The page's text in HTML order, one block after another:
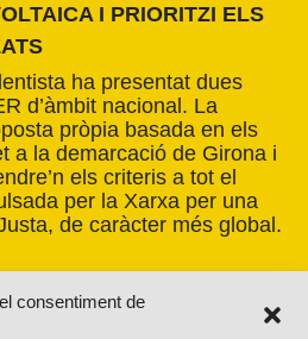
consentiment de
I PRIORITZI ELS
ha presentat dues
d’àmbit nacional. La
pròpia basada en els
a la demarcació de Girona i
els criteris a tot el
per la Xarxa per una
de caràcter més global.